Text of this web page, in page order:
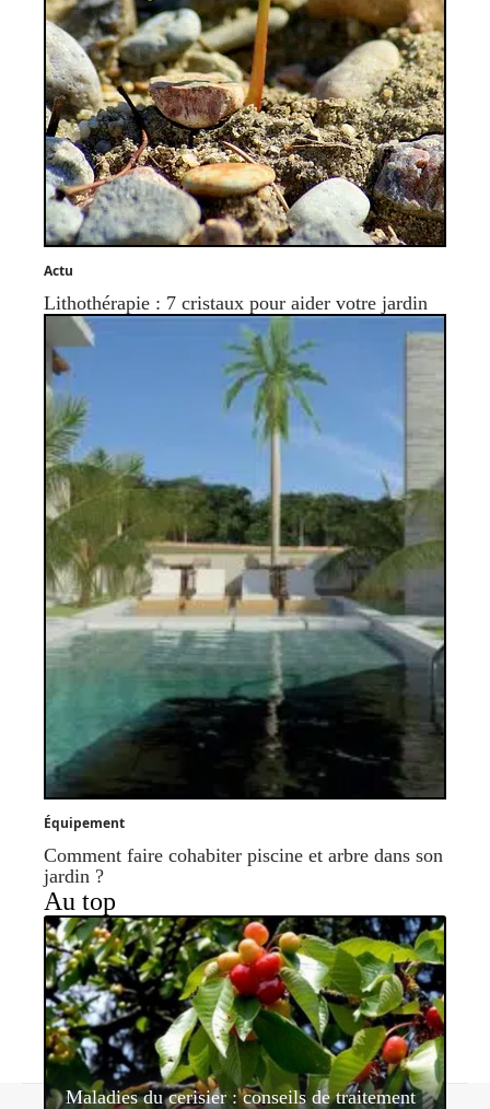
Actu
Lithothérapie : 7 cristaux pour aider votre jardin
Équipement
Comment faire cohabiter piscine et arbre dans son
jardin ?
Au top
Maladies du cerisier : conseils de traitement